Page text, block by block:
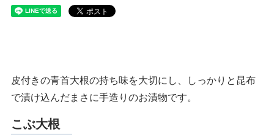
皮付きの青首大根の持ち味を大切にし、しっかりと昆布
で漬け込んだまさに手造りのお漬物です。
こぶ大根